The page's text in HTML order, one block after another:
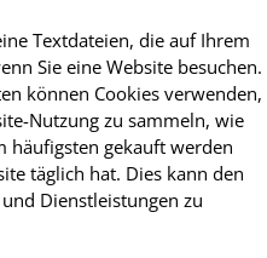
Textdateien, die auf Ihrem
Sie eine Website besuchen.
können Cookies verwenden,
Nutzung zu sammeln, wie
häufigsten gekauft werden
täglich hat. Dies kann den
Dienstleistungen zu